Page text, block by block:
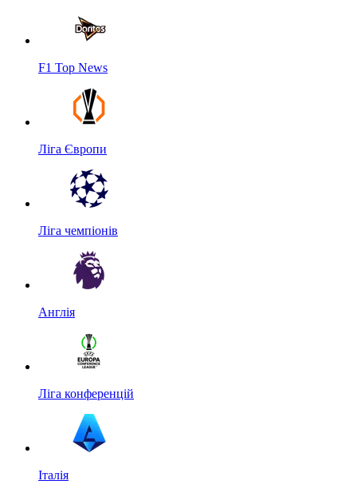
F1 Top News
Ліга Європи
Ліга чемпіонів
Англія
Ліга конференцій
Італія